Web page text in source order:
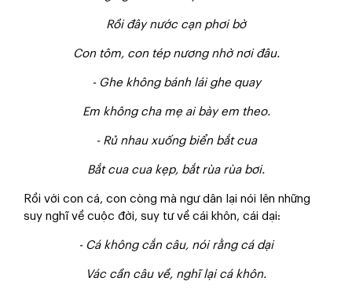
Rồi đây nước cạn phơi bờ
Con tôm, con tép nương nhờ nơi đâu.
- Ghe không bánh lái ghe quay
Em không cha mẹ ai bày em theo.
- Rủ nhau xuống biển bắt cua
Bắt cua cua kẹp, bắt rùa rùa bơi.
Rồi với con cá, con còng mà ngư dân lại nói lên những
suy nghĩ về cuộc đời, suy tư về cái khôn, cái dại:
- Cá không cắn câu, nói rằng cá dại
Vác cần câu về, nghĩ lại cá khôn.